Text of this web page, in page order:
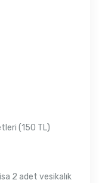
(150 TL)
2 adet vesikalık